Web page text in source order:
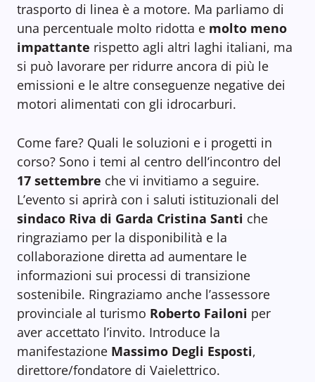
trasporto di linea è a motore. Ma parliamo di
una percentuale molto ridotta e molto meno
impattante rispetto agli altri laghi italiani, ma
si può lavorare per ridurre ancora di più le
emissioni e le altre conseguenze negative dei
motori alimentati con gli idrocarburi.
Come fare? Quali le soluzioni e i progetti in
corso? Sono i temi al centro dell’incontro del
17 settembre che vi invitiamo a seguire.
L’evento si aprirà con i saluti istituzionali del
sindaco Riva di Garda Cristina Santi che
ringraziamo per la disponibilità e la
collaborazione diretta ad aumentare le
informazioni sui processi di transizione
sostenibile. Ringraziamo anche l’assessore
provinciale al turismo Roberto Failoni per
aver accettato l’invito. Introduce la
manifestazione Massimo Degli Esposti,
direttore/fondatore di Vaielettrico.